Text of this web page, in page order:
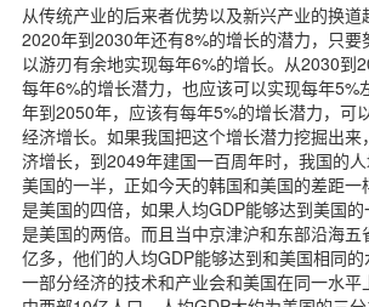
从传统产业的后来者优势以及新兴产业的换道
2020年到2030年还有8%的增长的潜力，只要
以游刃有余地实现每年6%的增长。从2030到
每年6%的增长潜力，也应该可以实现每年5%
年到2050年，应该有每年5%的增长潜力，可
经济增长。如果我国把这个增长潜力挖掘出
济增长，到2049年建国一百周年时，我国的
美国的一半，正如今天的韩国和美国的差距一
是美国的四倍，如果人均GDP能够达到美国
是美国的两倍。而且当中京津沪和东部沿海
亿多，他们的人均GDP能够达到和美国相同
一部分经济的技术和产业会和美国在同一水